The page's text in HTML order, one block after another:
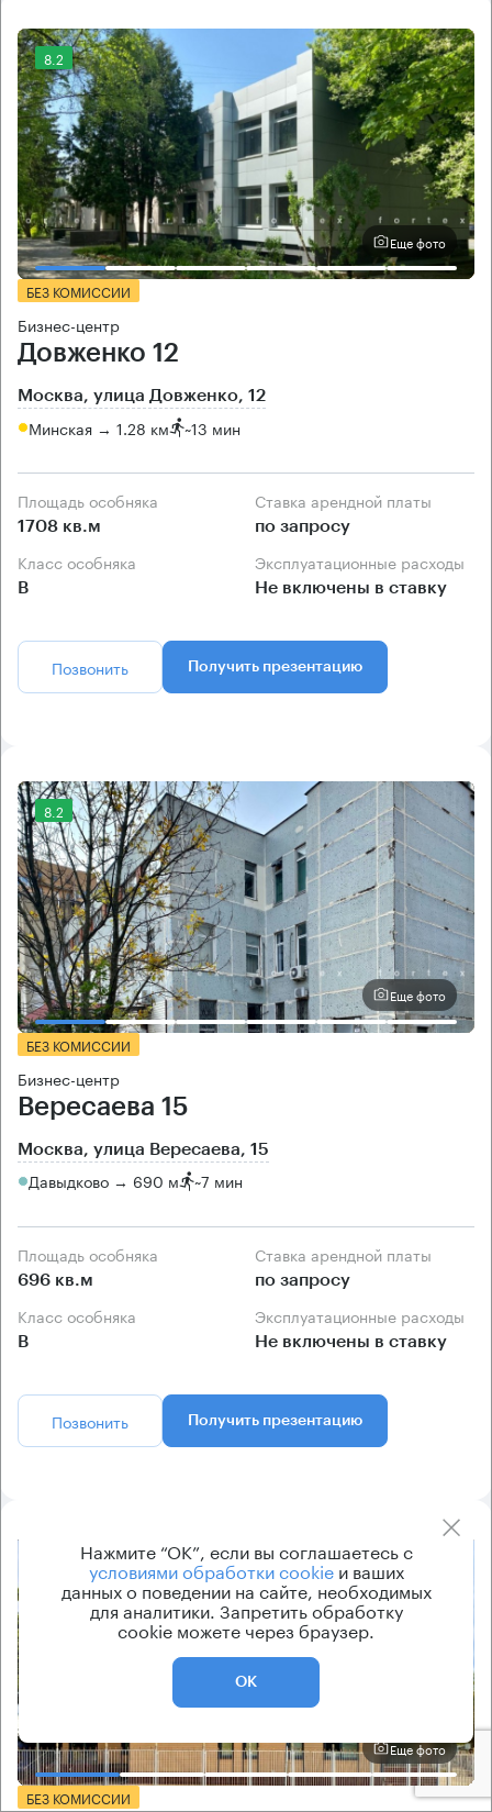
8.2
Еще фото
БЕЗ КОМИССИИ
Бизнес-центр
Довженко 12
Москва, улица Довженко, 12
Минская → 1.28 км ~13 мин
Площадь особняка
1708 кв.м
Ставка арендной платы
по запросу
Класс особняка
B
Эксплуатационные расходы
Не включены в ставку
Позвонить Получить презентацию
8.2
Еще фото
БЕЗ КОМИССИИ
Бизнес-центр
Вересаева 15
Москва, улица Вересаева, 15
Давыдково → 690 м ~7 мин
Площадь особняка
696 кв.м
Ставка арендной платы
по запросу
Класс особняка
B
Эксплуатационные расходы
Не включены в ставку
Позвонить Получить презентацию
Еще фото
БЕЗ КОМИССИИ
Нажмите “ОК”, если вы соглашаетесь с
условиями обработки cookieи ваших
данных о поведении на сайте, необходимых
для аналитики. Запретить обработку
cookie можете через браузер.
ОК